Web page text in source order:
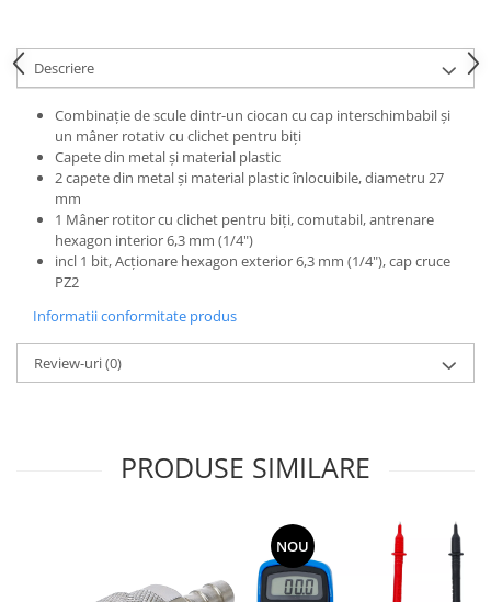
Descriere
Combinaţie de scule dintr-un ciocan cu cap interschimbabil şi
un mâner rotativ cu clichet pentru biţi
Capete din metal şi material plastic
2 capete din metal şi material plastic înlocuibile, diametru 27
mm
1 Mâner rotitor cu clichet pentru biţi, comutabil, antrenare
hexagon interior 6,3 mm (1/4")
incl 1 bit, Acţionare hexagon exterior 6,3 mm (1/4"), cap cruce
PZ2
Informatii conformitate produs
Review-uri(0)
PRODUSE SIMILARE
NOU